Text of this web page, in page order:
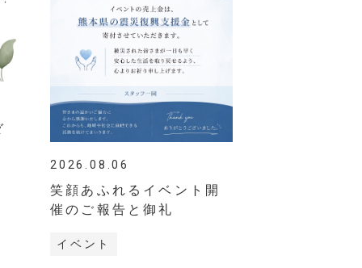
2026.08.06
笑顔あふれるイベント開
催のご報告と御礼
イベント